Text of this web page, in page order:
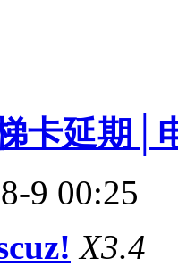
卡延期│
9 00:25
X3.4